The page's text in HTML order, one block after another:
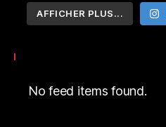
AFFICHER PLUS...
No feed items found.